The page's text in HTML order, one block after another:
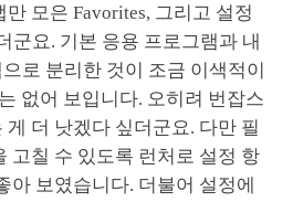
모은 Favorites, 그리고 설정
군요. 기본 응용 프로그램과 내
로 분리한 것이 조금 이색적이
없어 보입니다. 오히려 번잡스
더 낫겠다 싶더군요. 다만 필
고칠 수 있도록 런처로 설정 항
아 보였습니다. 더불어 설정에